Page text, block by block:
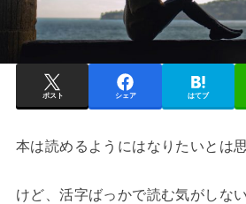
ポスト シェア はてブ
本は読めるようにはなりたいとは思
けど、活字ばっかで読む気がしない